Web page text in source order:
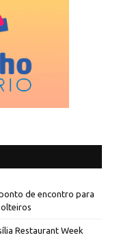
de encontro para
Restaurant Week